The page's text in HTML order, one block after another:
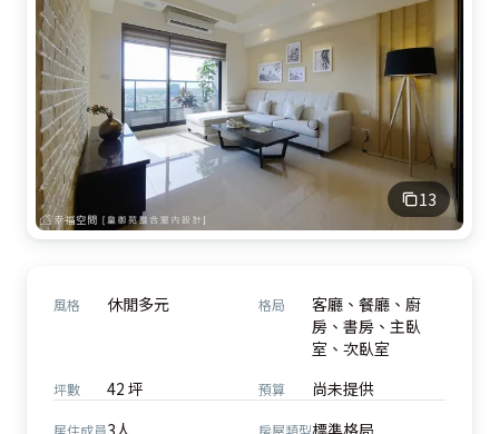
13
風格 休閒多元 格局
客廳、餐廳、廚
房、書房、主臥
室、次臥室
坪數 42 坪 預算 尚未提供